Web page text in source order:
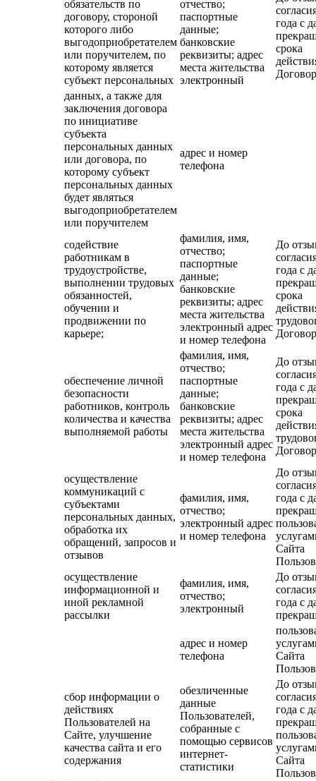
обязательств по
договору, стороной
которого либо
выгодоприобретателем
или поручителем, по
которому является
субъект персональных
отчество;
паспортные
данные;
банковские
реквизиты; адрес
места жительства
электронный
года с
срока
данных, а также для
заключения договора
по инициативе
субъекта
персональных данных
или договора, по
которому субъект
персональных данных
будет являться
выгодоприобретателем
или поручителем
адрес и номер
телефона
содействие
работникам в
трудоустройстве,
выполнении трудовых
обязанностей,
обучении и
продвижении по
карьере;
фамилия, имя,
отчество;
паспортные
данные;
банковские
реквизиты; адрес
места жительства
электронный адрес
и номер телефона
До
года с
срока
обеспечение личной
безопасности
работников, контроль
количества и качества
выполняемой работы
фамилия, имя,
отчество;
паспортные
данные;
банковские
реквизиты; адрес
места жительства
электронный адрес
и номер телефона
До
года с
срока
осуществление
коммуникаций с
субъектами
персональных данных,
обработка их
обращений, запросов и
отзывов
фамилия, имя,
отчество;
электронный адрес
и номер телефона
До
года с
Сайта
осуществление
информационной и
иной рекламной
рассылки
фамилия, имя,
отчество;
электронный
До
года с
адрес и номер
телефона
Сайта
сбор информации о
действиях
Пользователей на
Сайте, улучшение
качества сайта и его
содержания
обезличенные
данные
Пользователей,
собранные с
помощью сервисов
интернет-
статистики
До
года с
Сайта